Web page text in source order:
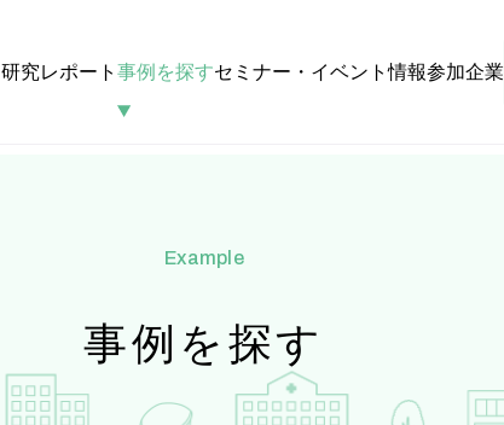
研究レポート 事例を探すセミナー・イベント情報参加企業
事例を探す
example